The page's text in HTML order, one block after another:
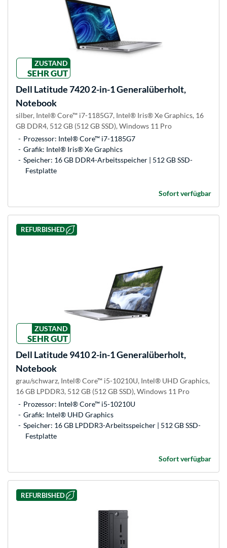
ZUSTAND
SEHR GUT
Dell Latitude 7420 2-in-1 Generalüberholt,
Notebook
silber, Intel® Core™ i7-1185G7, Intel® Iris® Xe Graphics, 16
GB DDR4, 512 GB (512 GB SSD), Windows 11 Pro
Prozessor: Intel® Core™ i7-1185G7
Grafik: Intel® Iris® Xe Graphics
Speicher: 16 GB DDR4-Arbeitsspeicher | 512 GB SSD-
Festplatte
Sofort verfügbar
REFURBISHED
ZUSTAND
SEHR GUT
Dell Latitude 9410 2-in-1 Generalüberholt,
Notebook
grau/schwarz, Intel® Core™ i5-10210U, Intel® UHD Graphics,
16 GB LPDDR3, 512 GB (512 GB SSD), Windows 11 Pro
Prozessor: Intel® Core™ i5-10210U
Grafik: Intel® UHD Graphics
Speicher: 16 GB LPDDR3-Arbeitsspeicher | 512 GB SSD-
Festplatte
Sofort verfügbar
REFURBISHED